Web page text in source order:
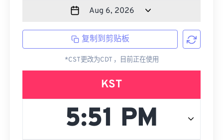
复制到剪贴板
*CST更改为CDT ，目前正在使用
KST